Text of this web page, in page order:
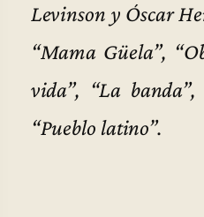
Levinson y Óscar
“Mama Güela”,
vida”, “La banda”,
“Pueblo latino”.